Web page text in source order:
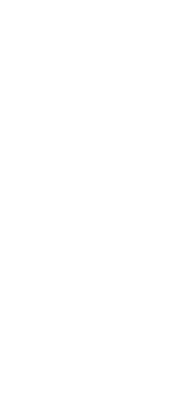
Sguiglia ha
de un problema
paran de
El portavoz
hacer un
puedan
emprenda un
PSOE y